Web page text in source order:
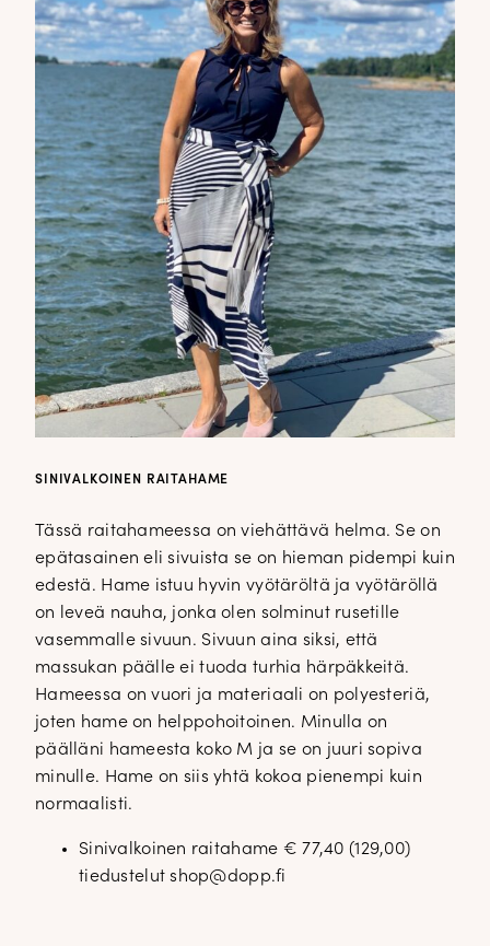
SINIVALKOINEN RAITAHAME
Tässä raitahameessa on viehättävä helma. Se on
epätasainen eli sivuista se on hieman pidempi kuin
edestä. Hame istuu hyvin vyötäröltä ja vyötäröllä
on leveä nauha, jonka olen solminut rusetille
vasemmalle sivuun. Sivuun aina siksi, että
massukan päälle ei tuoda turhia härpäkkeitä.
Hameessa on vuori ja materiaali on polyesteriä,
joten hame on helppohoitoinen. Minulla on
päälläni hameesta koko M ja se on juuri sopiva
minulle. Hame on siis yhtä kokoa pienempi kuin
normaalisti.
Sinivalkoinen raitahame € 77,40 (129,00)
tiedustelut shop@dopp.fi